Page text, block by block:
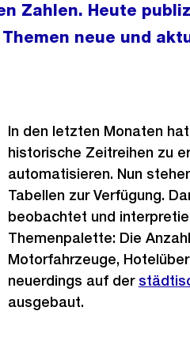
Zahlen. Heute
neue und
In den letzten Monaten
historische Zeitreihen zu
automatisieren. Nun
Tabellen zur Verfügung.
beobachtet und
Themenpalette: Die
Motorfahrzeuge,
neuerdings auf der
ausgebaut.